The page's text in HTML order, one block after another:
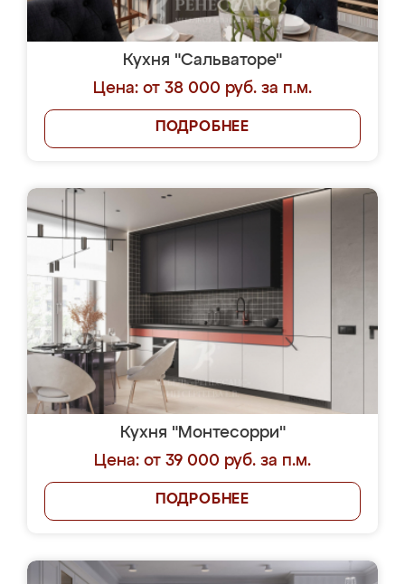
Кухня "Сальваторе"
Цена: от 38 000 руб. за п.м.
ПОДРОБНЕЕ
Кухня "Монтесорри"
Цена: от 39 000 руб. за п.м.
ПОДРОБНЕЕ